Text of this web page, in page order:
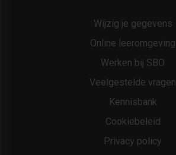
Wijzig je gegevens
Online leeromgeving
Werken bij SBO
Veelgestelde vragen
Kennisbank
Cookiebeleid
Privacy policy